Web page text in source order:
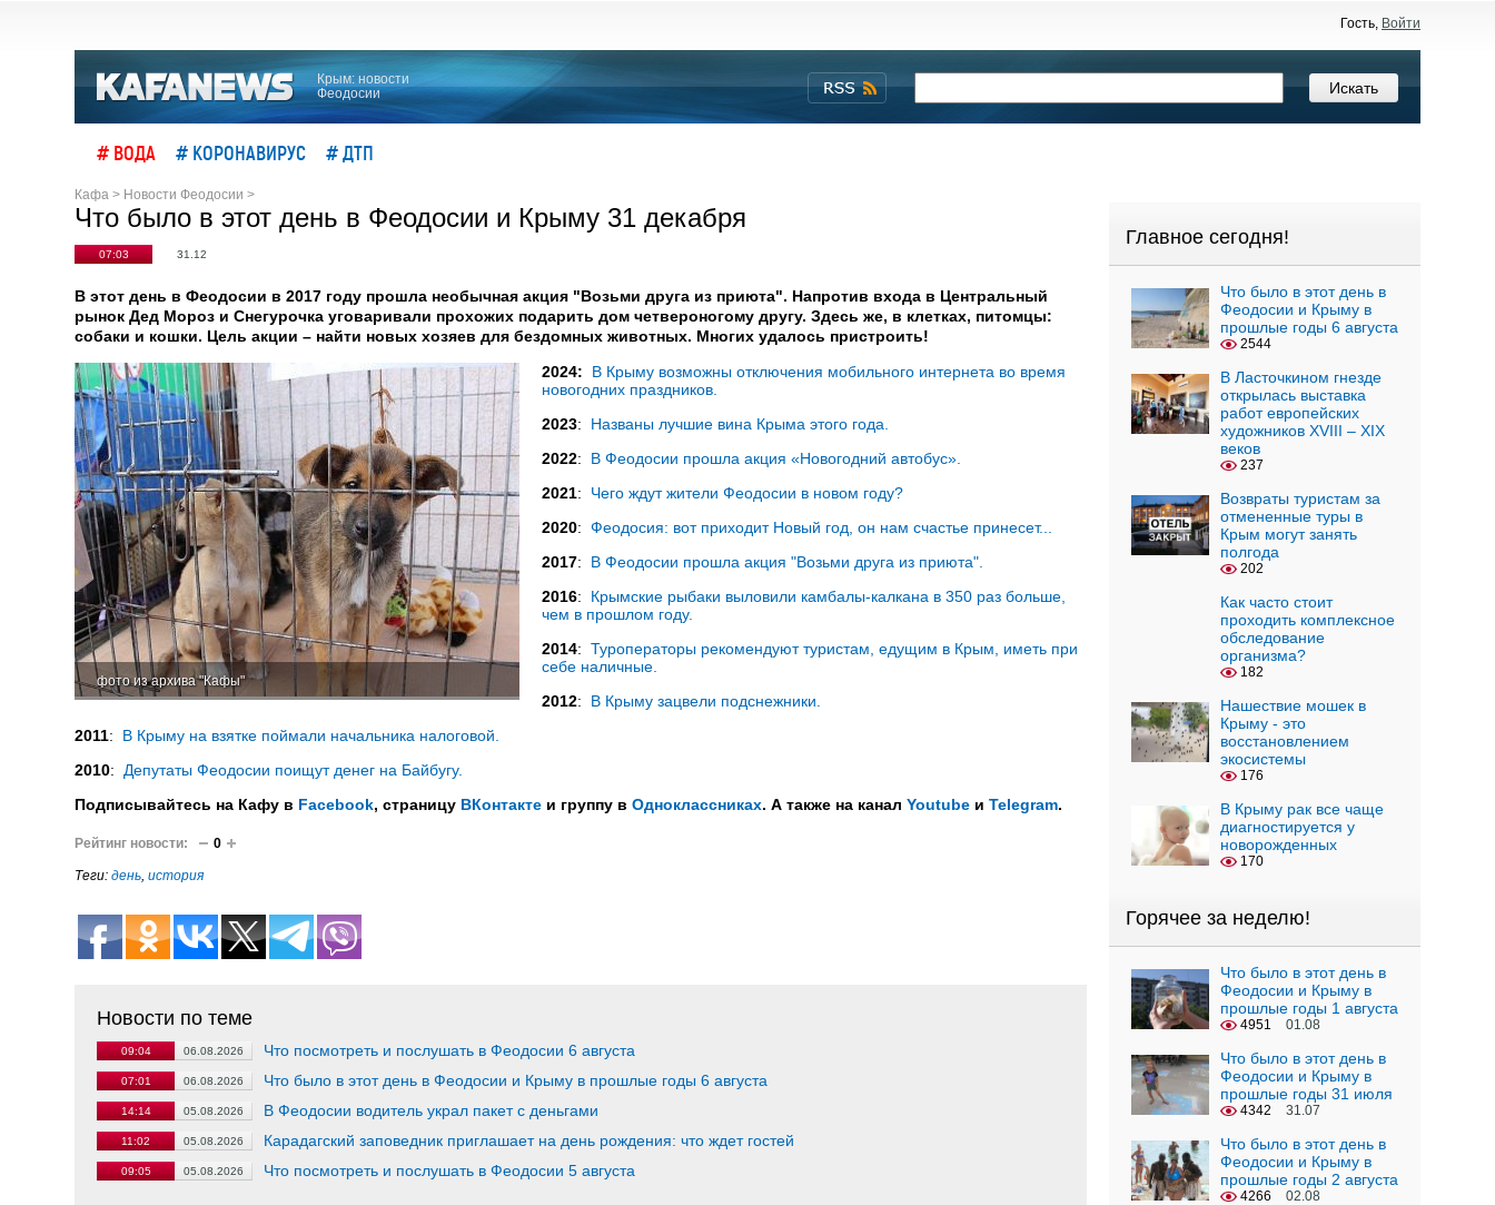
Гость, Войти
Крым: новости
Феодосии
# ВОДА # КОРОНАВИРУС # ДТП
Кафа > Новости Феодосии >
Что было в этот день в Феодосии и Крыму 31 декабря
07:03 31.12
В этот день в Феодосии в 2017 году прошла необычная акция "Возьми друга из приюта". Напротив входа в Центральный
рынок Дед Мороз и Снегурочка уговаривали прохожих подарить дом четвероногому другу. Здесь же, в клетках, питомцы:
собаки и кошки. Цель акции – найти новых хозяев для бездомных животных. Многих удалось пристроить!
фото из архива "Кафы"
2024:
В Крыму возможны отключения мобильного интернета во время
новогодних праздников.
2023: Названы лучшие вина Крыма этого года.
2022: В Феодосии прошла акция «Новогодний автобус».
2021: Чего ждут жители Феодосии в новом году?
2020: Феодосия: вот приходит Новый год, он нам счастье принесет...
2017: В Феодосии прошла акция "Возьми друга из приюта".
2016: Крымские рыбаки выловили камбалы-калкана в 350 раз больше,
чем в прошлом году.
2014: Туроператоры рекомендуют туристам, едущим в Крым, иметь при
себе наличные.
2012: В Крыму зацвели подснежники.
2011: В Крыму на взятке поймали начальника налоговой.
2010: Депутаты Феодосии поищут денег на Байбугу.
Подписывайтесь на Кафу в Facebook, страницу ВКонтакте и группу в Одноклассниках. А также на канал Youtube и Telegram.
Рейтинг новости: 0
Теги: день, история
Новости по теме
09:04 06.08.2026 Что посмотреть и послушать в Феодосии 6 августа
07:01 06.08.2026 Что было в этот день в Феодосии и Крыму в прошлые годы 6 августа
14:14 05.08.2026 В Феодосии водитель украл пакет с деньгами
11:02 05.08.2026 Карадагский заповедник приглашает на день рождения: что ждет гостей
09:05 05.08.2026 Что посмотреть и послушать в Феодосии 5 августа
Главное сегодня!
Что было в этот день в
Феодосии и Крыму в
прошлые годы 6 августа
2544
В Ласточкином гнезде
открылась выставка
работ европейских
художников XVIII – XIX
веков
237
Возвраты туристам за
отмененные туры в
Крым могут занять
полгода
202
Как часто стоит
проходить комплексное
обследование
организма?
182
Нашествие мошек в
Крыму - это
восстановлением
экосистемы
176
В Крыму рак все чаще
диагностируется у
новорожденных
170
Горячее за неделю!
Что было в этот день в
Феодосии и Крыму в
прошлые годы 1 августа
4951 01.08
Что было в этот день в
Феодосии и Крыму в
прошлые годы 31 июля
4342 31.07
Что было в этот день в
Феодосии и Крыму в
прошлые годы 2 августа
4266 02.08